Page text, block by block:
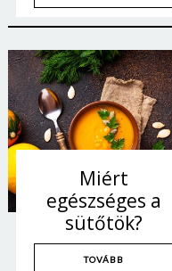
Miért
egészséges a
sütőtök?
TOVÁBB